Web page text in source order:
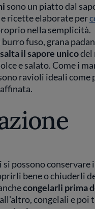
sono un piatto dal
ricette elaborate per
nella semplicità.
fuso, grana
il sapore unicodel
e salato. Come i
ravioli ideali
possono conservare
bene o chiuderli
congelarli prima
congelali e poi